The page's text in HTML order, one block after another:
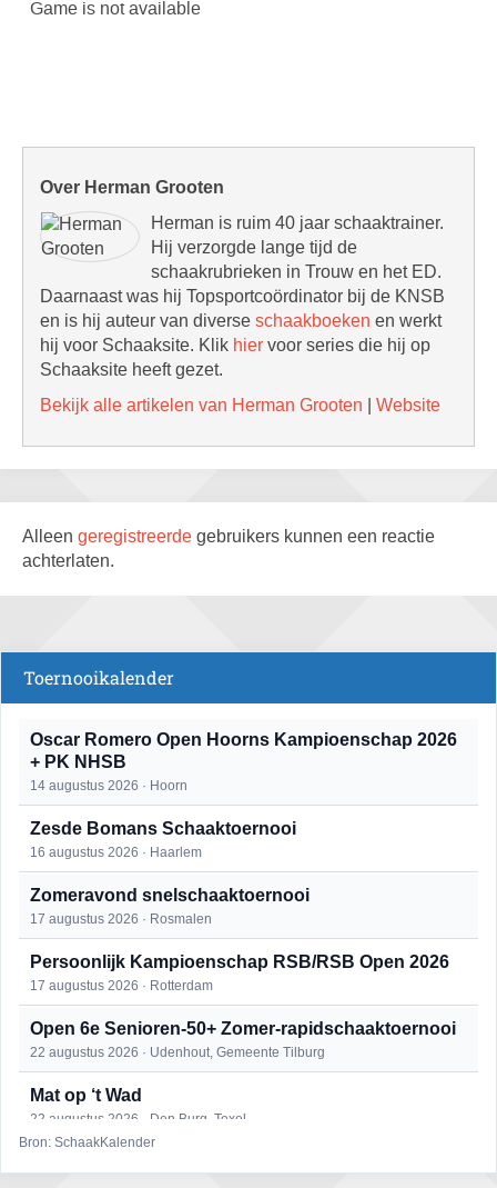
Over Herman Grooten
Herman is ruim 40 jaar schaaktrainer.
Hij verzorgde lange tijd de
schaakrubrieken in Trouw en het ED.
Daarnaast was hij Topsportcoördinator bij de KNSB
en is hij auteur van diverse schaakboeken en werkt
hij voor Schaaksite. Klik hier voor series die hij op
Schaaksite heeft gezet.
Bekijk alle artikelen van Herman Grooten
Website
Alleen geregistreerde gebruikers kunnen een reactie
achterlaten.
Toernooikalender
Oscar Romero Open Hoorns Kampioenschap 2026
+ PK NHSB
14 augustus 2026 · Hoorn
Zesde Bomans Schaaktoernooi
16 augustus 2026 · Haarlem
Zomeravond snelschaaktoernooi
17 augustus 2026 · Rosmalen
Persoonlijk Kampioenschap RSB/RSB Open 2026
17 augustus 2026 · Rotterdam
Open 6e Senioren-50+ Zomer-rapidschaaktoernooi
22 augustus 2026 · Udenhout, Gemeente Tilburg
Mat op ‘t Wad
22 augustus 2026 · Den Burg, Texel
Bron: SchaakKalender